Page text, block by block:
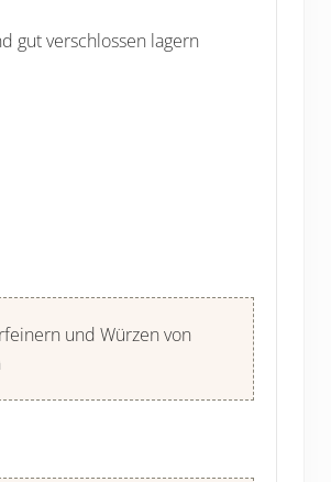
gut verschlossen lagern
und Würzen von